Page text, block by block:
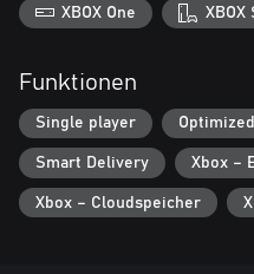
Supermarket Owner Simulator:
Fähigkeiten auf die Probe stellt.
XBOX One XBOX
Funktionen
Single player
Smart Delivery Xbox –
Xbox – Cloudspeicher